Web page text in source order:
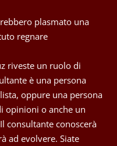
plasmato una
regnare
riveste un ruolo di
è una persona
oppure una persona
opinioni o anche un
consultante conoscerà
ad evolvere. Siate